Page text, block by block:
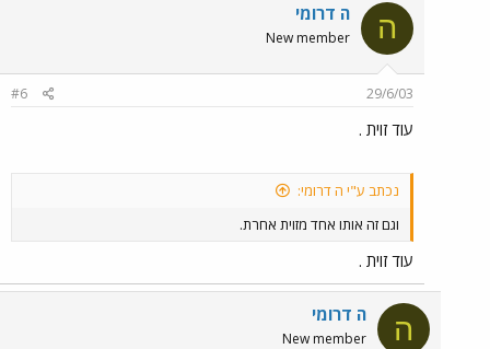
ה ה דרומי
New member
29/6/03
#6
עוד זוית .
נכתב ע"י ה דרומי:
וגם זה אותו אחד מזוית אחרת.
עוד זוית .
ה ה דרומי
New member